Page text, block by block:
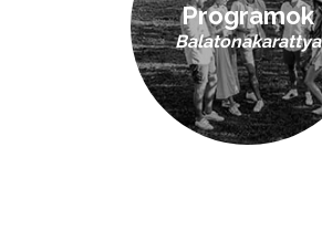
Programok
Balatonakarattya